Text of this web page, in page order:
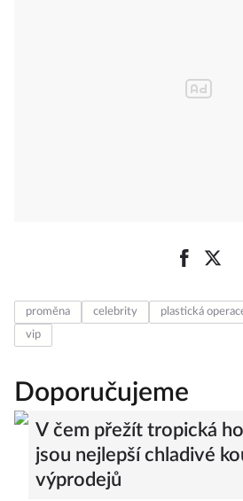
proměna celebrity plastická
vip
Doporučujeme
V čem přežít tropická
jsou nejlepší chladivé
výprodejů